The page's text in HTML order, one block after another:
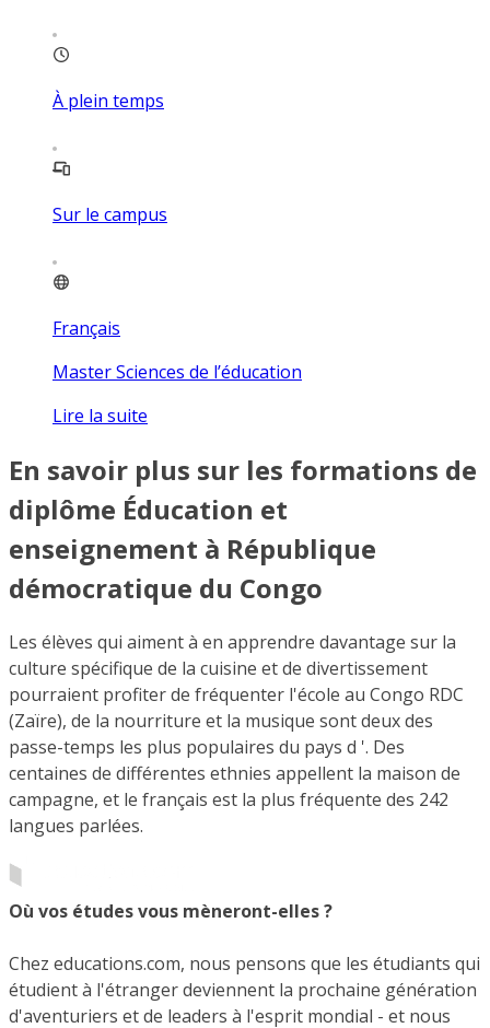
À plein temps
Sur le campus
Français
Master Sciences de l’éducation
Lire la suite
En savoir plus sur les formations de
diplôme Éducation et
enseignement à République
démocratique du Congo
Les élèves qui aiment à en apprendre davantage sur la
culture spécifique de la cuisine et de divertissement
pourraient profiter de fréquenter l'école au Congo RDC
(Zaïre), de la nourriture et la musique sont deux des
passe-temps les plus populaires du pays d '. Des
centaines de différentes ethnies appellent la maison de
campagne, et le français est la plus fréquente des 242
langues parlées.
Où vos études vous mèneront-elles ?
Chez educations.com, nous pensons que les étudiants qui
étudient à l'étranger deviennent la prochaine génération
d'aventuriers et de leaders à l'esprit mondial - et nous